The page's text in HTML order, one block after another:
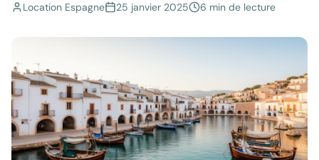
Location Espagne 25 janvier 2025 6 min de lecture